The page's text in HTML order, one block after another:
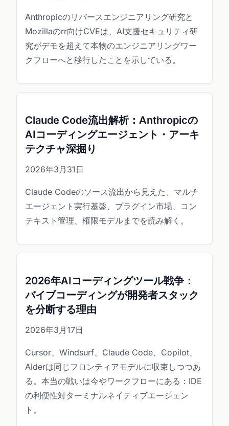
Anthropicのリバースエンジニアリング研究と
Mozillaのrr向けCVEは、AI支援セキュリティ研
究がデモを超えて本物のエンジニアリングワー
クフローへと移行したことを示している。
Claude Code流出解析：Anthropicの
AIコーディングエージェント・アーキ
テクチャ深掘り
2026年3月31日
Claude Codeのソース流出から見えた、マルチ
エージェント実行基盤、プラグイン市場、コン
テキスト管理、権限モデルまでを読み解く。
2026年AIコーディングツール戦争：
バイブコーディングが開発者スタック
を分断する理由
2026年3月17日
Cursor、Windsurf、Claude Code、Copilot、
Aiderは同じフロンティアモデルに収束しつつあ
る。本当の戦いは今やワークフローにある：IDE
の利便性対ターミナルネイティブエージェン
ト。